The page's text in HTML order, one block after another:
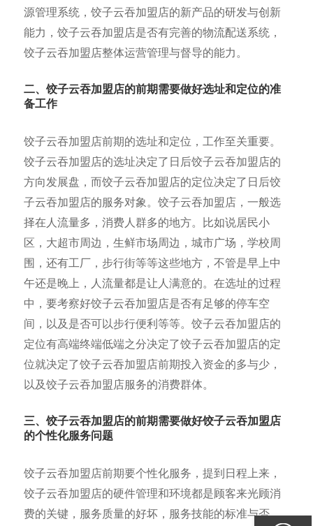
源管理系统，饺子云吞加盟店的新产品的研发与创新
能力，饺子云吞加盟店是否有完善的物流配送系统，
饺子云吞加盟店整体运营管理与督导的能力。
二、饺子云吞加盟店的前期需要做好选址和定位的准
备工作
饺子云吞加盟店前期的选址和定位，工作至关重要。
饺子云吞加盟店的选址决定了日后饺子云吞加盟店的
方向发展盘，而饺子云吞加盟店的定位决定了日后饺
子云吞加盟店的服务对象。饺子云吞加盟店，一般选
择在人流量多，消费人群多的地方。比如说居民小
区，大超市周边，生鲜市场周边，城市广场，学校周
围，还有工厂，步行街等等这些地方，不管是早上中
午还是晚上，人流量都是让人满意的。在选址的过程
中，要考察好饺子云吞加盟店是否有足够的停车空
间，以及是否可以步行便利等等。饺子云吞加盟店的
定位有高端终端低端之分决定了饺子云吞加盟店的定
位就决定了饺子云吞加盟店前期投入资金的多与少，
以及饺子云吞加盟店服务的消费群体。
三、饺子云吞加盟店的前期需要做好饺子云吞加盟店
的个性化服务问题
饺子云吞加盟店前期要个性化服务，提到日程上来，
饺子云吞加盟店的硬件管理和环境都是顾客来光顾消
费的关键，服务质量的好坏，服务技能的标准与否，